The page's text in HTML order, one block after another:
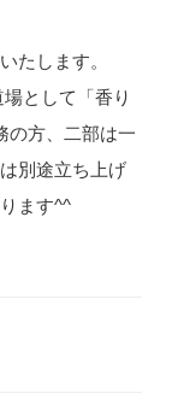
たします。
として「香り
の方、二部は一
別途立ち上げ
ます^^